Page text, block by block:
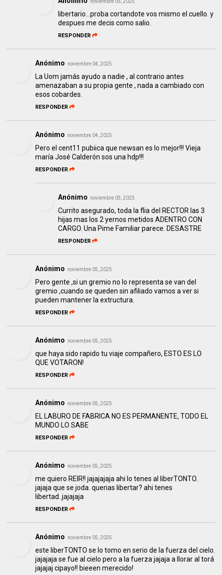
noviembre 05, 2025
libertario...proba cortandote vos mismo el cuello. y
despues me decis como salio.
RESPONDER
Anónimo noviembre 04, 2025
La Uom jamás ayudo a nadie , al contrario antes
amenazaban a su propia gente , nada a cambiado con
esos cobardes.
RESPONDER
Anónimo noviembre 04, 2025
Pero el cent11 pubiica que newsan es lo mejor!!! Vieja
maría José Calderón sos una hdp!!!
RESPONDER
Anónimo noviembre 05, 2025
Currito asegurado, toda la flia del RECTOR las 3
hijas mas los 2 yernos metidos ADENTRO CON
CARGO. Una Pime Familiar parece. DESASTRE
RESPONDER
Anónimo noviembre 05, 2025
Pero gente ,si un gremio no lo representa se van del
gremio ,cuando se queden sin afiliado vamos a ver si
pueden mantener la extructura.
RESPONDER
Anónimo noviembre 05, 2025
que haya sido rapido tu viaje compañero, ESTO ES LO
QUE VOTARON!
RESPONDER
Anónimo noviembre 05, 2025
EL LABURO DE FABRICA NO ES PERMANENTE, TODO EL
MUNDO LO SABE
RESPONDER
Anónimo noviembre 05, 2025
me quiero REIR!! jajajajaja ahi lo tenes al liberTONTO.
jajaja que se joda. querias libertar? ahi tenes
libertad..jajajaja
RESPONDER
Anónimo noviembre 05, 2025
este liberTONTO se lo tomo en serio de la fuerza del cielo.
jajajaja se fue al cielo pero a la fuerza jajaja a llorar al torá
jajajaj cipayo!! bieeen merecido!